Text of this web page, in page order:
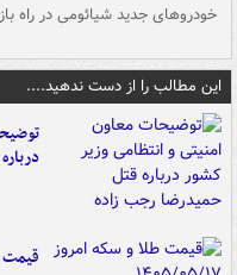
خودروهای جدید شیائومی در راه
این مطالب را از دست ندهید....
قیمت